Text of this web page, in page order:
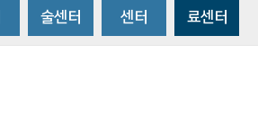
술센터 센터 료센터